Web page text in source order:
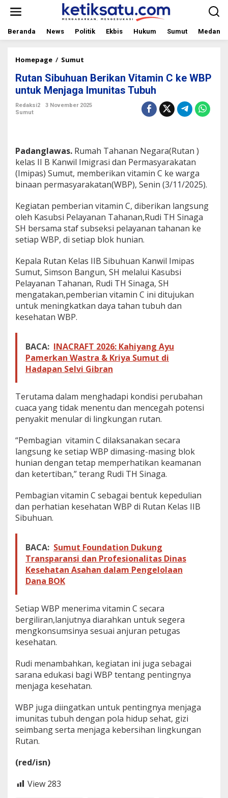
t
Beranda News Politik Ekbis Hukum Sumut Medan
Homepage / Sumut
t
a
n
S
u
a
n
B
e
i
k
a
n
V
t
a
m
i
n
C
B
P
u
n
k
M
e
a
g
a
I
n
i
T
u
b
u
Rutan Sibuhuan Berikan Vitamin C ke WBP
untuk Menjaga Imunitas Tubuh
Redaksi2
3 November 2025
Sumut
Padanglawas. Rumah Tahanan Negara(Rutan )
kelas II B Kanwil Imigrasi dan Permasyarakatan
(Imipas) Sumut, memberikan vitamin C ke warga
binaan permasyarakatan(WBP), Senin (3/11/2025).
Kegiatan pemberian vitamin C, diberikan langsung
oleh Kasubsi Pelayanan Tahanan,Rudi TH Sinaga
SH bersama staf subseksi pelayanan tahanan ke
setiap WBP, di setiap blok hunian.
Kepala Rutan Kelas IIB Sibuhuan Kanwil Imipas
Sumut, Simson Bangun, SH melalui Kasubsi
Pelayanan Tahanan, Rudi TH Sinaga, SH
mengatakan,pemberian vitamin C ini ditujukan
untuk meningkatkan daya tahan tubuh dan
kesehatan WBP.
BACA: INACRAFT 2026: Kahiyang Ayu
Pamerkan Wastra & Kriya Sumut di
Hadapan Selvi Gibran
Terutama dalam menghadapi kondisi perubahan
cuaca yang tidak menentu dan mencegah potensi
penyakit menular di lingkungan rutan.
“Pembagian vitamin C dilaksanakan secara
langsung ke setiap WBP dimasing-masing blok
hunian dengan tetap memperhatikan keamanan
dan ketertiban,” terang Rudi TH Sinaga.
Pembagian vitamin C sebagai bentuk kepedulian
dan perhatian kesehatan WBP di Rutan Kelas IIB
Sibuhuan.
BACA: Sumut Foundation Dukung
Transparansi dan Profesionalitas Dinas
Kesehatan Asahan dalam Pengelolaan
Dana BOK
Setiap WBP menerima vitamin C secara
bergiliran,lanjutnya diarahkan untuk segera
mengkonsumsinya sesuai anjuran petugas
kesehatan.
Rudi menambahkan, kegiatan ini juga sebagai
sarana edukasi bagi WBP tentang pentingnya
menjaga kesehatan.
WBP juga diingatkan untuk pentingnya menjaga
imunitas tubuh dengan pola hidup sehat, gizi
seimbang serta menjaga kebersihan lingkungan
Rutan.
(red/isn)
View 283